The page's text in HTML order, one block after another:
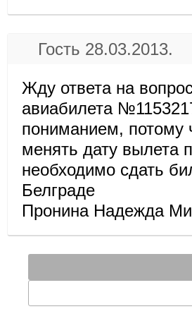
Гость 28.03.2013.
Жду ответа на
авиабилета
пониманием, потому
менять дату вылета
необходимо сдать
Белграде
Пронина Надежда